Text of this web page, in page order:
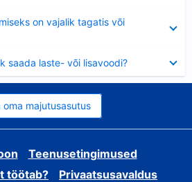
on vajalik tagatis või
saada laste- või lisavoodi?
oma majutusasutus
Teenusetingimused
töötab?
Privaatsusavaldus